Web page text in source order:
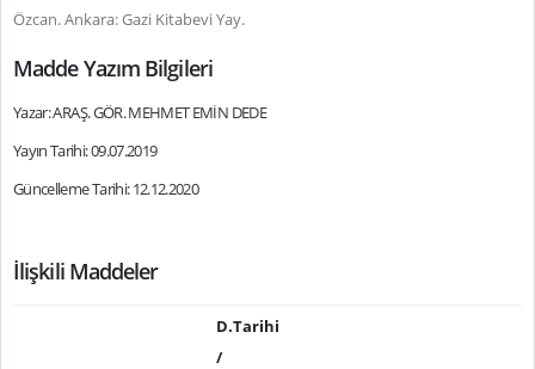
Özcan. Ankara: Gazi Kitabevi Yay.
Madde Yazım Bilgileri
Yazar: ARAŞ. GÖR. MEHMET EMİN DEDE
Yayın Tarihi: 09.07.2019
Güncelleme Tarihi: 12.12.2020
İlişkili Maddeler
D.Tarihi
/